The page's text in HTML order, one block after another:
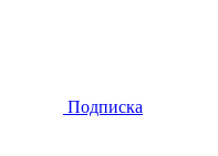
Подписка